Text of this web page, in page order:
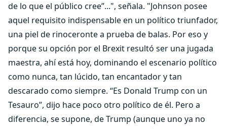
de lo que el público cree”...", señala. "Johnson posee
aquel requisito indispensable en un político triunfador,
una piel de rinoceronte a prueba de balas. Por eso y
porque su opción por el Brexit resultó ser una jugada
maestra, ahí está hoy, dominando el escenario político
como nunca, tan lúcido, tan encantador y tan
descarado como siempre. “Es Donald Trump con un
Tesauro”, dijo hace poco otro político de él. Pero a
diferencia, se supone, de Trump (aunque uno ya no